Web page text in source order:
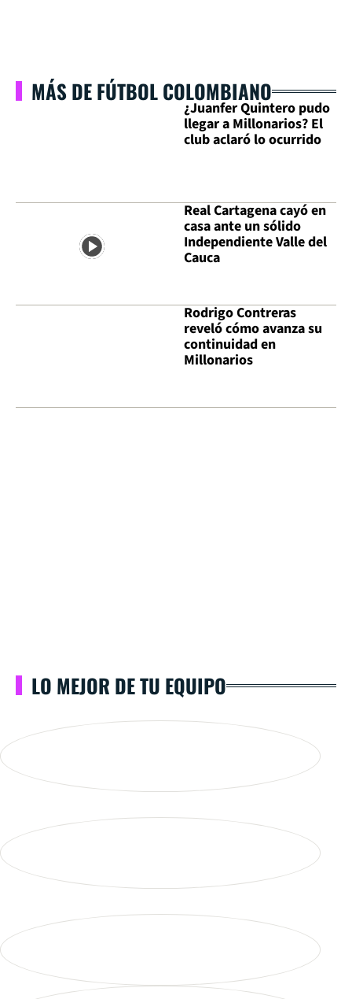
MÁS DE FÚTBOL COLOMBIANO
¿Juanfer Quintero pudo
llegar a Millonarios? El
club aclaró lo ocurrido
Real Cartagena cayó en
casa ante un sólido
Independiente Valle del
Cauca
Rodrigo Contreras
reveló cómo avanza su
continuidad en
Millonarios
LO MEJOR DE TU EQUIPO